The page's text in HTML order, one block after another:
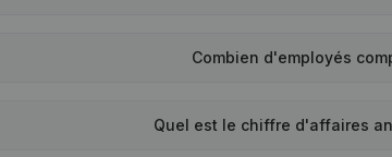
Combien d'employés
Quel est le chiffre d'affaires